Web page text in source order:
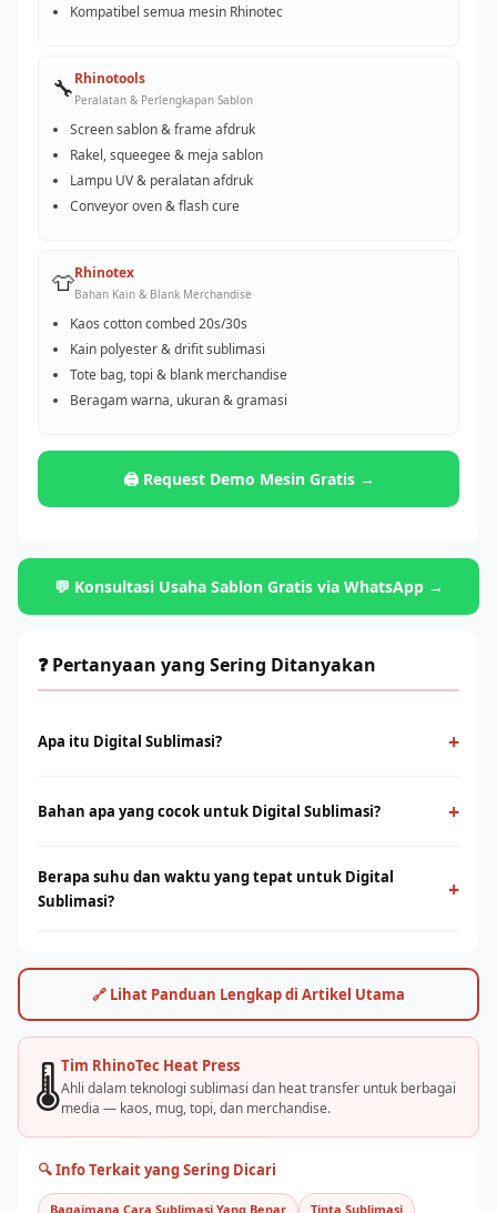
Kompatibel semua mesin Rhinotec
🔧Rhinotools
Peralatan & Perlengkapan Sablon
Screen sablon & frame afdruk
Rakel, squeegee & meja sablon
Lampu UV & peralatan afdruk
Conveyor oven & flash cure
👕Rhinotex
Bahan Kain & Blank Merchandise
Kaos cotton combed 20s/30s
Kain polyester & drifit sublimasi
Tote bag, topi & blank merchandise
Beragam warna, ukuran & gramasi
🖨️ Request Demo Mesin Gratis →
💬 Konsultasi Usaha Sablon Gratis via WhatsApp →
❓ Pertanyaan yang Sering Ditanyakan
Apa itu Digital Sublimasi? +
tekanan untuk mentransfer tinta ke media berbahan polyester.
Bahan apa yang cocok untuk Digital Sublimasi? +
campuran poly tinggi. Untuk kaos cotton, teknologi DTF dari
Rhino Indonesia bisa menjadi alternatif terbaik.
Berapa suhu dan waktu yang tepat untuk Digital
Sublimasi?
+
jenis bahan dan mesin. Rhino Indonesia menyediakan panduan
settingan optimal dan pelatihan langsung.
🔗 Lihat Panduan Lengkap di Artikel Utama
🌡️Tim RhinoTec Heat Press
Ahli dalam teknologi sublimasi dan heat transfer untuk berbagai
media — kaos, mug, topi, dan merchandise.
🔍 Info Terkait yang Sering Dicari
Bagaimana Cara Sublimasi Yang Benar Tinta Sublimasi